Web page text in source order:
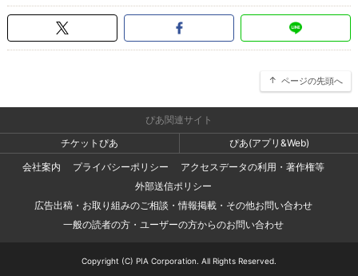
ページの先頭へ
ぴあ関連サイト
チケットぴあ
ぴあ(アプリ&Web)
会社案内
プライバシーポリシー
アクセスデータの利用・著作権等
外部送信ポリシー
広告出稿・お取り組みのご相談・情報掲載・その他お問い合わせ
一般の読者の方・ユーザーの方からのお問い合わせ
Copyright (C) PIA Corporation. All Rights Reserved.